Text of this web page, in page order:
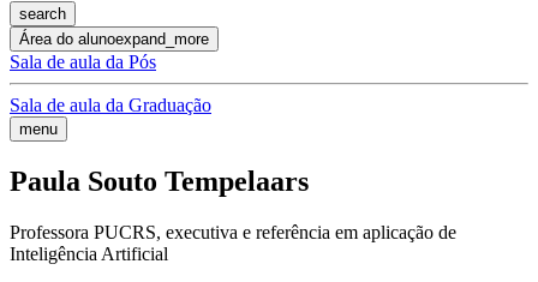
search
Área do alunoexpand_more
Sala de aula da Pós
Sala de aula da Graduação
menu
Paula Souto Tempelaars
Professora PUCRS, executiva e referência em aplicação de
Inteligência Artificial